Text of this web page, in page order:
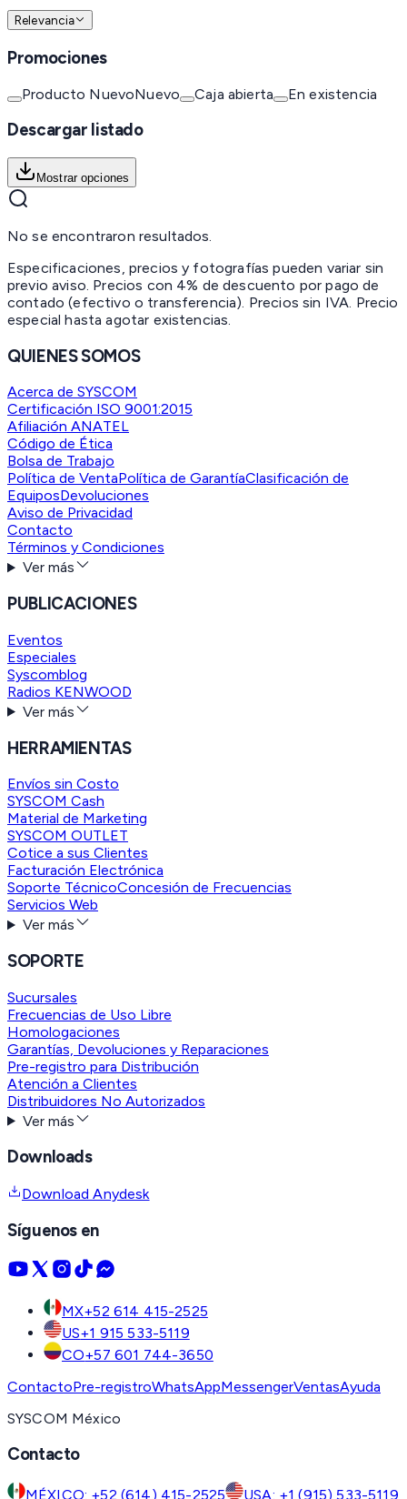
Relevancia
Promociones
Producto NuevoNuevo Caja abierta En existencia
Descargar listado
Mostrar opciones
No se encontraron resultados.
Especificaciones, precios y fotografías pueden variar sin
previo aviso. Precios con 4% de descuento por pago de
contado (efectivo o transferencia). Precios sin IVA. Precio
especial hasta agotar existencias.
QUIENES SOMOS
Acerca de SYSCOM
Certificación ISO 9001:2015
Afiliación ANATEL
Código de Ética
Bolsa de Trabajo
Política de VentaPolítica de GarantíaClasificación de
EquiposDevoluciones
Aviso de Privacidad
Contacto
Términos y Condiciones
Ver más
PUBLICACIONES
Eventos
Especiales
Syscomblog
Radios KENWOOD
Ver más
HERRAMIENTAS
Envíos sin Costo
SYSCOM Cash
Material de Marketing
SYSCOM OUTLET
Cotice a sus Clientes
Facturación Electrónica
Soporte TécnicoConcesión de Frecuencias
Servicios Web
Ver más
SOPORTE
Sucursales
Frecuencias de Uso Libre
Homologaciones
Garantías, Devoluciones y Reparaciones
Pre-registro para Distribución
Atención a Clientes
Distribuidores No Autorizados
Ver más
Downloads
Download Anydesk
Síguenos en
MX+52 614 415-2525
US+1 915 533-5119
CO+57 601 744-3650
ContactoPre-registroWhatsAppMessengerVentasAyuda
SYSCOM México
Contacto
MÉXICO: +52 (614) 415-2525 USA: +1 (915) 533-5119